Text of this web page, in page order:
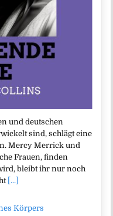
und deutschen
sind, schlägt eine
Mercy Merrick und
Frauen, finden
bleibt ihr nur noch
[...]
Körpers